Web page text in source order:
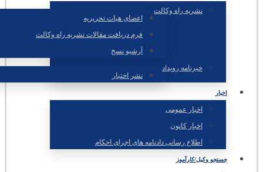
نشریه راه وکالت
اعضای هیات تحریریه
فرم دریافت مقالات نشریه راه وکالت
آرشیو نسخ
خبرنامه رویداد
نشر اختبار
اخبار
اخبار عمومی
اخبار کانون
اطلاع رسانی دادنامه های اجرای احکام
جستجو وکیل/کارآموز